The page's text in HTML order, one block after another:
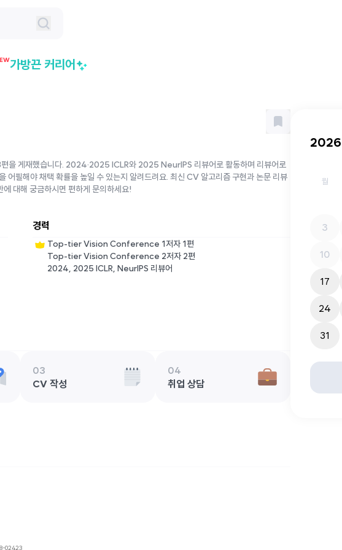
가방끈 커리어
편을 게재했습니다. 2024·2025 ICLR와 2025 NeurIPS 리뷰어로 활동하며 리뷰어로
어필해야 채택 확률을 높일 수 있는지 알려드려요. 최신 CV 알고리즘 구현과 논문 리뷰
대해 궁금하시면 편하게 문의하세요!
경력
Top-tier Vision Conference 1저자 1편
Top-tier Vision Conference 2저자 2편
2024, 2025 ICLR, NeurIPS 리뷰어
03
CV 작성
04
취업 상담
2026
월
3
10
17
24
31
02423